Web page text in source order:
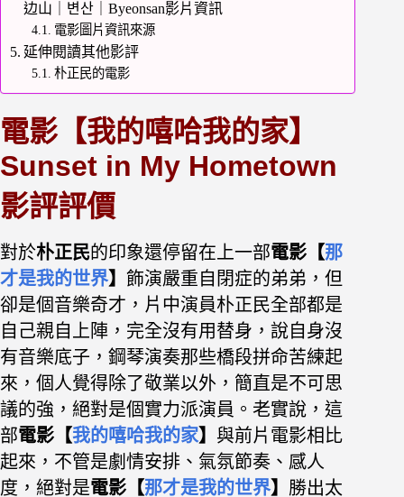
边山｜변산｜Byeonsan影片資訊
電影圖片資訊來源
延伸閱讀其他影評
朴正民的電影
電影【我的嘻哈我的家】
Sunset in My Hometown
影評評價
對於朴正民的印象還停留在上一部電影 【那
才是我的世界】 飾演嚴重自閉症的弟弟， 但
卻是個音樂奇才，片中演員朴正民全部都是
自己親自上陣， 完全沒有用替身，說自身沒
有音樂底子，鋼琴演奏那些橋段拼命苦練起
來， 個人覺得除了敬業以外，簡直是不可思
議的強，絕對是個實力派演員。 老實說，這
部電影【我的嘻哈我的家】 與前片電影相比
起來， 不管是劇情安排、氣氛節奏、感人
度，絕對是電影【那才是我的世界】 勝出太